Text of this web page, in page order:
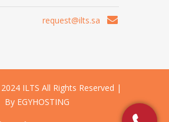
request@ilts.sa
ILTS All Rights Reserved |
By EGYHOSTING